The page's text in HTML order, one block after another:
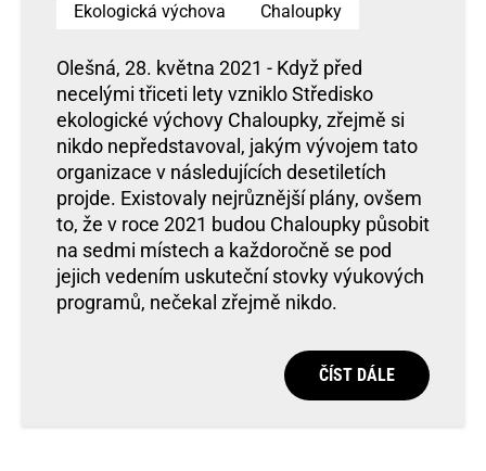
Ekologická výchova Chaloupky
Olešná, 28. května 2021 - Když před
necelými třiceti lety vzniklo Středisko
ekologické výchovy Chaloupky, zřejmě si
nikdo nepředstavoval, jakým vývojem tato
organizace v následujících desetiletích
projde. Existovaly nejrůznější plány, ovšem
to, že v roce 2021 budou Chaloupky působit
na sedmi místech a každoročně se pod
jejich vedením uskuteční stovky výukových
programů, nečekal zřejmě nikdo.
ČÍST DÁLE